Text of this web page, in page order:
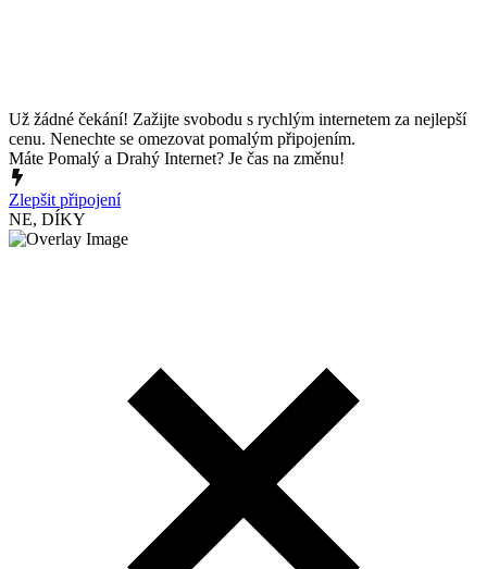
Už žádné čekání! Zažijte svobodu s rychlým internetem za nejlepší
cenu. Nenechte se omezovat pomalým připojením.
Máte Pomalý a Drahý Internet? Je čas na změnu!
Zlepšit připojení
NE, DÍKY